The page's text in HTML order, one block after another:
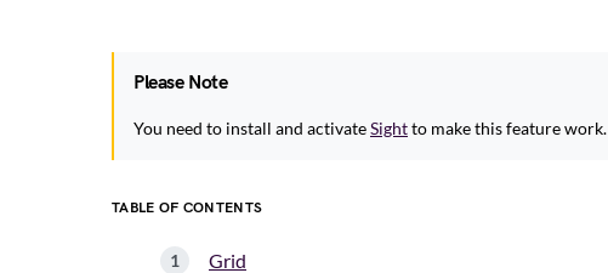
Please Note
You need to install and activateSightto make this feature work.
TABLE OF CONTENTS
Grid